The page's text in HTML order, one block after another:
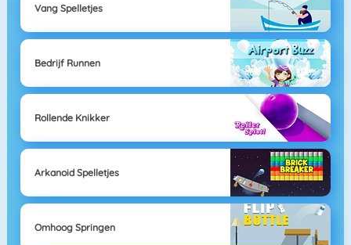
Vang Spelletjes
Bedrijf Runnen
Rollende Knikker
Arkanoid Spelletjes
Omhoog Springen